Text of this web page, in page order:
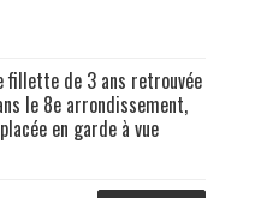
fillette de 3 ans retrouvée
le 8e arrondissement,
en garde à vue